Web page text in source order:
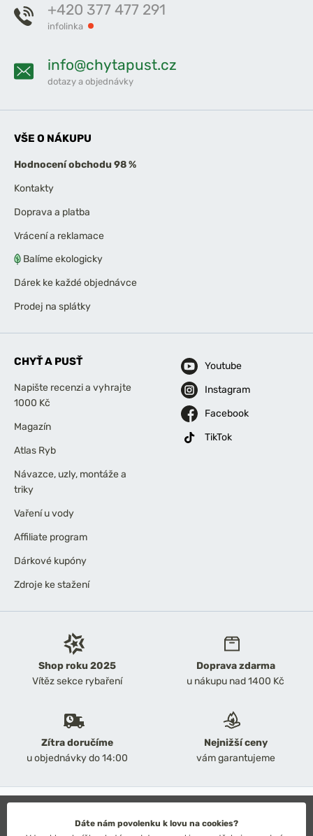
Shop roku 2025
Vítěz sekce rybaření
Doprava zdarma
u nákupu nad 1400 Kč
Zítra doručíme
u objednávky do 14:00
Nejnižší ceny
vám garantujeme
+420 377 477 291
infolinka
info@chytapust.cz
dotazy a objednávky
VŠE O NÁKUPU
Hodnocení obchodu 98 %
Kontakty
Doprava a platba
Vrácení a reklamace
Balíme ekologicky
Dárek ke každé objednávce
Prodej na splátky
CHYŤ A PUSŤ
Napište recenzi a vyhrajte
1000 Kč
Magazín
Atlas Ryb
Návazce, uzly, montáže a
triky
Vaření u vody
Affiliate program
Dárkové kupóny
Zdroje ke stažení
Youtube
Instagram
Facebook
TikTok
Obchodní podmínky
Dáte nám povolenku k lovu na cookies?